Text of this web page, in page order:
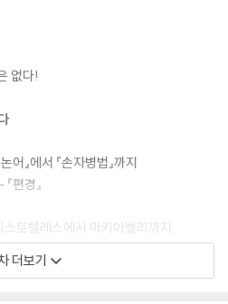
인 관점으로 볼 수 있다. 이 책은 일상적
과 사회에서 일어나는 일 사이의 간극
학자가 출현했다”며 일독을 권했다.
없다!
』에서 『손자병법』까지
편경』
토텔레스에서 마키아벨리까지
까?
더보기